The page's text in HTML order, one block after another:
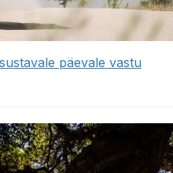
päevale vastu